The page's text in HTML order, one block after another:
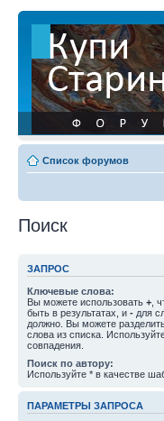
Список форумов
Поиск
ЗАПРОС
Ключевые слова:
Вы можете использовать + ,
быть в результатах, и - для
должно. Вы можете
слова из списка.
совпадения.
Поиск по автору:
Используйте * в качестве
ПАРАМЕТРЫ ЗАПРОСА